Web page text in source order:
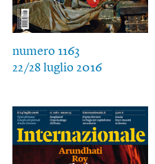
numero 1163
22/28 luglio 2016